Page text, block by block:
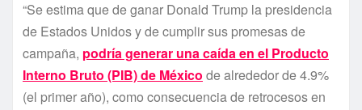
“Se estima que de ganar Donald Trump la presidencia
de Estados Unidos y de cumplir sus promesas de
campaña, podrí­a generar una caí­da en el Producto
Interno Bruto (PIB) de México de alrededor de 4.9%
(el primer año), como consecuencia de retrocesos en